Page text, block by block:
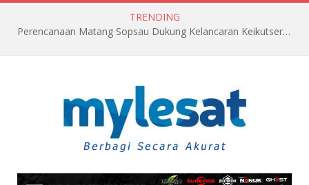
TRENDING
Perencanaan Matang Sopsau Dukung Kelancaran Keikutsertaan TNI AU di Pitch Black 2026